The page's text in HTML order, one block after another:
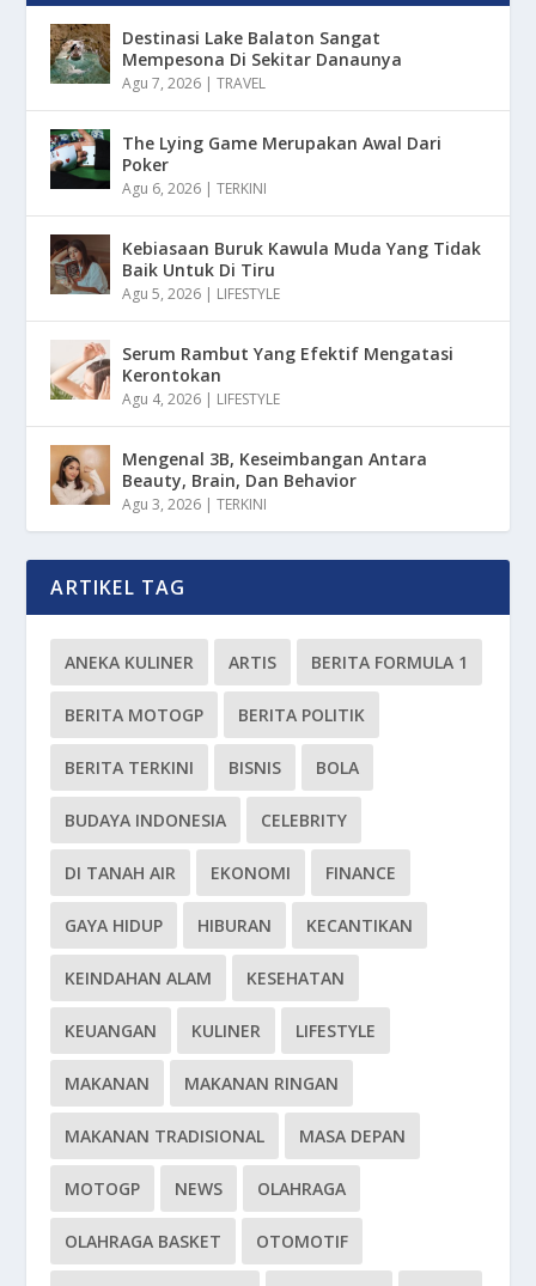
Destinasi Lake Balaton Sangat
Mempesona Di Sekitar Danaunya
Agu 7, 2026 |TRAVEL
The Lying Game Merupakan Awal Dari
Poker
Agu 6, 2026 |TERKINI
Kebiasaan Buruk Kawula Muda Yang Tidak
Baik Untuk Di Tiru
Agu 5, 2026 | LIFESTYLE
Serum Rambut Yang Efektif Mengatasi
Kerontokan
Agu 4, 2026 | LIFESTYLE
Mengenal 3B, Keseimbangan Antara
Beauty, Brain, Dan Behavior
Agu 3, 2026 |TERKINI
ARTIKEL TAG
ANEKA KULINER ARTIS BERITA FORMULA 1
BERITA MOTOGP BERITA POLITIK
BERITA TERKINI BISNIS BOLA
BUDAYA INDONESIA CELEBRITY
DI TANAH AIR EKONOMI FINANCE
GAYA HIDUP HIBURAN KECANTIKAN
KEINDAHAN ALAM KESEHATAN
KEUANGAN KULINER LIFESTYLE
MAKANAN MAKANAN RINGAN
MAKANAN TRADISIONAL MASA DEPAN
MOTOGP NEWS OLAHRAGA
OLAHRAGA BASKET OTOMOTIF